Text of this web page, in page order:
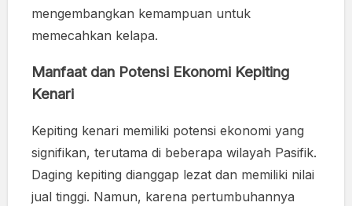
mengembangkan kemampuan untuk
memecahkan kelapa.
Manfaat dan Potensi Ekonomi Kepiting
Kenari
Kepiting kenari memiliki potensi ekonomi yang
signifikan, terutama di beberapa wilayah Pasifik.
Daging kepiting dianggap lezat dan memiliki nilai
jual tinggi. Namun, karena pertumbuhannya